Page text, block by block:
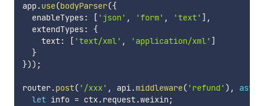
app.use(bodyParser({
  enableTypes
: [ 'json' , 'form' , 'text' ] ,
  extendTypes
:
{
    text
: [ 'text/xml' , 'application/xml' ]
}
})) ;
router.post( '/xxx' , api.middleware( 'refund' ) ,
async
let info = ctx.request.weixin ;